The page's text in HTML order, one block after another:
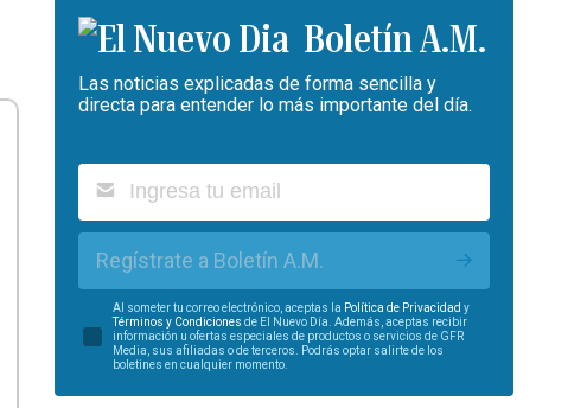
Boletín A.M.
Las noticias explicadas de forma sencilla y
directa para entender lo más importante del día.
Regístrate a Boletín A.M.
Al someter tu correo electrónico, aceptas la Política de Privacidad y
Términos y Condiciones de El Nuevo Día. Además, aceptas recibir
información u ofertas especiales de productos o servicios de GFR
Media, sus afiliadas o de terceros. Podrás optar salirte de los
boletines en cualquier momento.